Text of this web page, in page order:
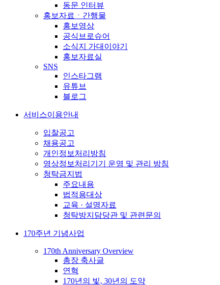
동문 인터뷰
홍보자료ㆍ간행물
홍보영상
공식브로슈어
소식지 가대이야기
홍보자료실
SNS
인스타그램
유튜브
블로그
서비스이용안내
입찰공고
채용공고
개인정보처리방침
영상정보처리기기 운영 및 관리 방침
청탁금지법
주요내용
법적용대상
교육 · 설명자료
청탁방지담당관 및 관련문의
170주년 기념사업
170th Anniversary Overview
총장 축사글
연혁
170년의 빛, 30년의 도약